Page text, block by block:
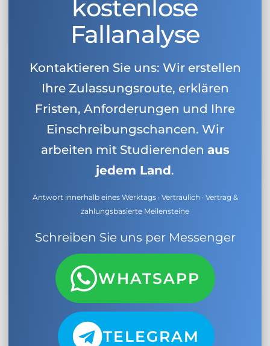
kostenlose
Fallanalyse
Kontaktieren Sie uns: Wir erstellen
Ihre Zulassungsroute, erklären
Fristen, Anforderungen und Ihre
Einschreibungschancen. Wir
arbeiten mit Studierenden aus
jedem Land.
Antwort innerhalb eines Werktags · Vertraulich · Vertrag &
zahlungsbasierte Meilensteine
Schreiben Sie uns per Messenger
WHATSAPP
TELEGRAM